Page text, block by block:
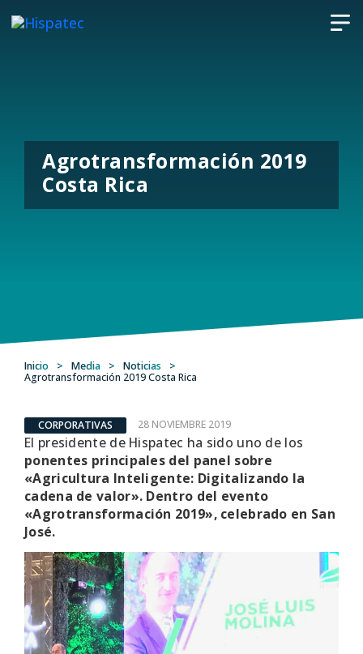
Agrotransformación 2019
Costa Rica
Inicio > Media > Noticias
>
Agrotransformación 2019 Costa Rica
CORPORATIVAS 28 NOVIEMBRE 2019
El presidente de Hispatec ha sido uno de los
ponentes principales del panel sobre
«Agricultura Inteligente: Digitalizando la
cadena de valor». Dentro del evento
«Agrotransformación 2019», celebrado en San
José.